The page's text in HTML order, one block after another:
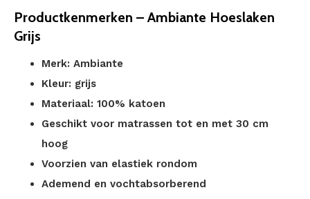
Productkenmerken – Ambiante Hoeslaken
Grijs
Merk: Ambiante
Kleur: grijs
Materiaal: 100% katoen
Geschikt voor matrassen tot en met 30 cm
hoog
Voorzien van elastiek rondom
Ademend en vochtabsorberend